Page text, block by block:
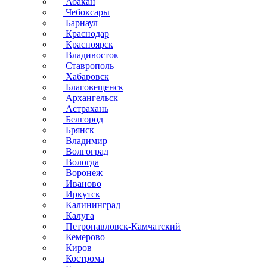
Чебоксары
Барнаул
Краснодар
Красноярск
Владивосток
Ставрополь
Хабаровск
Благовещенск
Архангельск
Астрахань
Белгород
Брянск
Владимир
Волгоград
Вологда
Воронеж
Иваново
Иркутск
Калининград
Калуга
Петропавловск-Камчатский
Кемерово
Киров
Кострома